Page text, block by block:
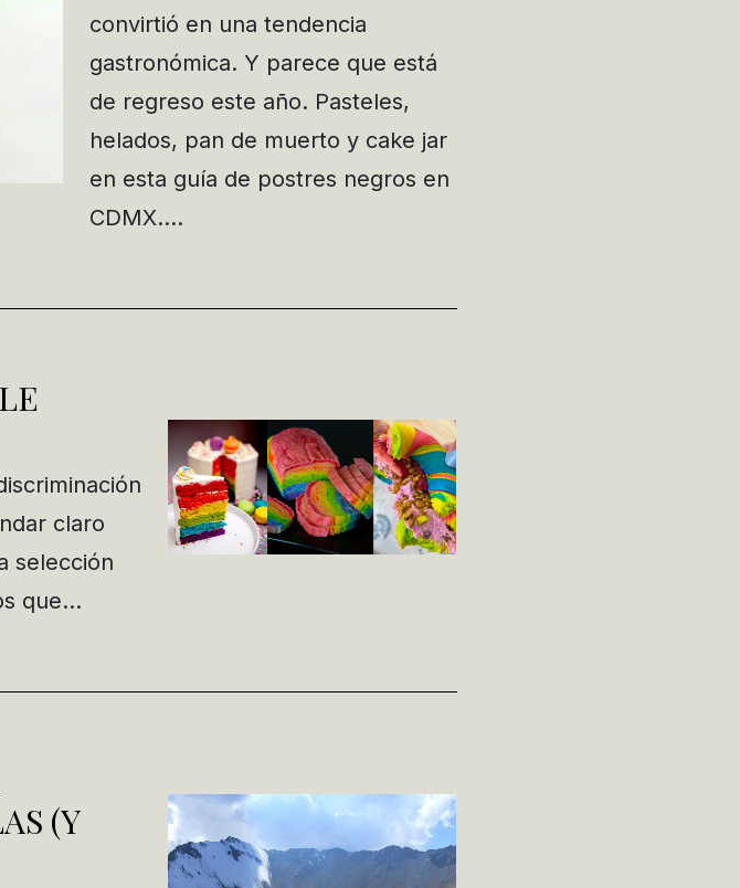
convirtió en una tendencia
gastronómica. Y parece que está
de regreso este año. Pasteles,
helados, pan de muerto y cake jar
en esta guía de postres negros en
CDMX….
claro
selección
que…
(Y